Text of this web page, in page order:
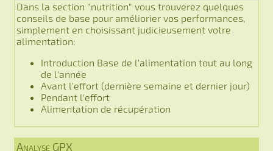
Dans la section "nutrition" vous trouverez quelques
conseils de base pour améliorier vos performances,
simplement en choisissant judicieusement votre
alimentation:
Introduction Base de l'alimentation tout au long
de l'année
Avant l'effort (dernière semaine et dernier jour)
Pendant l'effort
Alimentation de récupération
Analyse GPX